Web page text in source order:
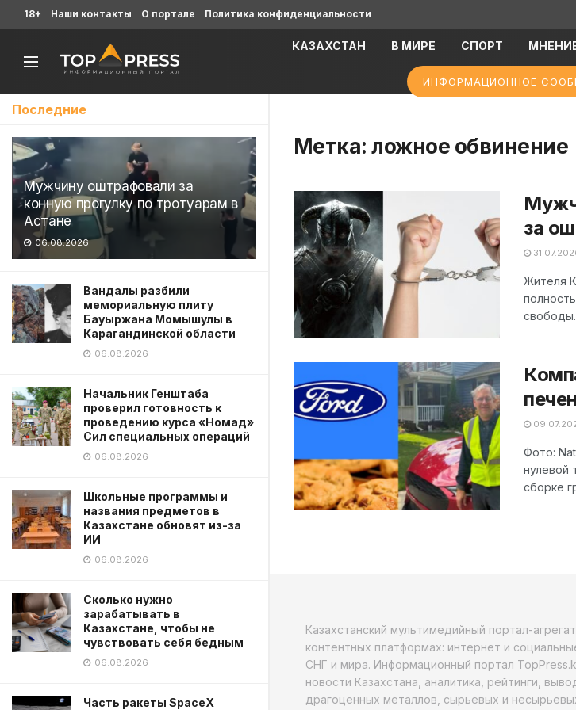
Последние
Мужчину оштрафовали за
конную прогулку по тротуарам в
Астане
06.08.2026
Вандалы разбили
мемориальную плиту
Бауыржана Момышулы в
Карагандинской области
06.08.2026
Начальник Генштаба
проверил готовность к
проведению курса «Номад»
Сил специальных операций
06.08.2026
Школьные программы и
названия предметов в
Казахстане обновят из-за
ИИ
06.08.2026
Сколько нужно
зарабатывать в
Казахстане, чтобы не
чувствовать себя бедным
06.08.2026
Часть ракеты SpaceX
18+ Наши контакты О портале Политика конфиденциальности
КАЗАХСТАН В МИРЕ СПОРТ
ИНФОРМАЦИОННОЕ
Метка:ложное обвинение
за
Жителя
свободы.
Фото:
нулевой
сборке
Казахстанский мультимедийный портал-
контентных платформах: интернет и
СНГ и мира. Информационный портал
новости Казахстана, аналитика, рейтинги,
драгоценных металлов, сырьевых и